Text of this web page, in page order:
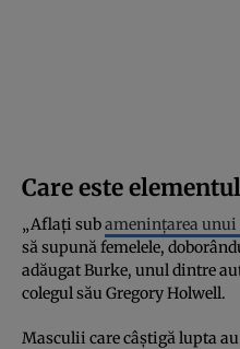
Care este
„Aflați subamenințarea unui
să supună femelele,
adăugat Burke, unul dintre
colegul său Gregory Holwell.
Masculii care câștigă lupta